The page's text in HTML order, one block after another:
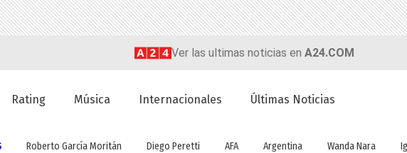
Ver las ultimas noticias en A24.COM
Rating Música Internacionales Últimas Noticias
Roberto García Moritán Diego Peretti AFA Argentina Wanda Nara